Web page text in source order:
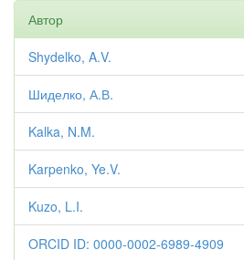
Автор
Shydelko, A.V.
Шиделко, А.В.
Kalka, N.M.
Karpenko, Ye.V.
Kuzo, L.I.
ORCID ID: 0000-0002-6989-4909